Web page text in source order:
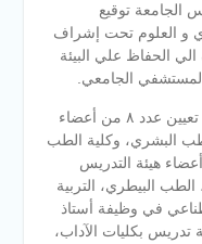
الجامعة توقيع
و العلوم تحت إشراف
الحفاظ علي البيئة
الجامعي.
وجدير بالذكر أن المجلس قد وافق على تعيين عدد ٨ من أعضاء
البشري، وكلية الطب
أستاذ، و عدد ٧ من أعضاء هيئة التدريس
الطب البيطري، التربية
في وظيفة أستاذ
الي تعيين ١٠ عضو هيئة تدريس بكليات الآداب،